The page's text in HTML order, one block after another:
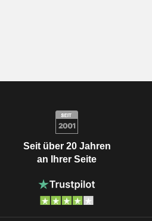
Seit über 20 Jahren
an Ihrer Seite